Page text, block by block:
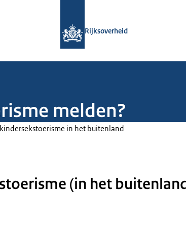
Rijksoverheid
melden?
in het buitenland
(in het